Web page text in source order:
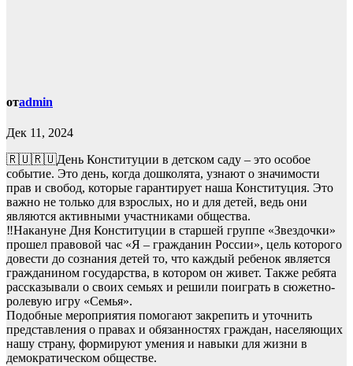
отadmin
Дек 11, 2024
🇷🇺🇷🇺День Конституции в детском саду – это особое
событие. Это день, когда дошколята, узнают о значимости
прав и свобод, которые гарантирует наша Конституция. Это
важно не только для взрослых, но и для детей, ведь они
являются активными участниками общества.
‼Накануне Дня Конституции в старшей группе «Звездочки»
прошел правовой час «Я – гражданин России», цель которого
довести до сознания детей то, что каждый ребенок является
гражданином государства, в котором он живет. Также ребята
рассказывали о своих семьях и решили поиграть в сюжетно-
ролевую игру «Семья».
Подобные мероприятия помогают закрепить и уточнить
представления о правах и обязанностях граждан, населяющих
нашу страну, формируют умения и навыки для жизни в
демократическом обществе.